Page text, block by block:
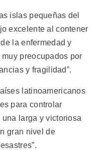
islas pequeñas del
excelente al contener
la enfermedad y
preocupados por
y fragilidad”.
latinoamericanos
para controlar
larga y victoriosa
gran nivel de